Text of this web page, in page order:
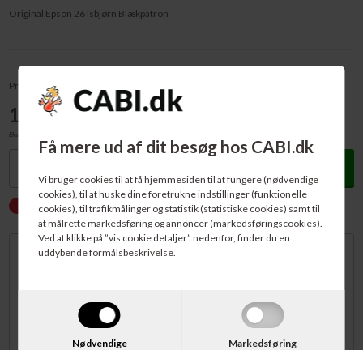
Få mere ud af dit besøg hos CABI.dk
Vi bruger cookies til at få hjemmesiden til at fungere (nødvendige
cookies), til at huske dine foretrukne indstillinger (funktionelle
cookies), til trafikmålinger og statistik (statistiske cookies) samt til
at målrette markedsføring og annoncer (markedsføringscookies).
Ved at klikke på ”vis cookie detaljer” nedenfor, finder du en
uddybende formålsbeskrivelse.
Nødvendige Markedsføring
Original Epson 26 Isbjørn Blækpatron
Pris v/1 stk - pr. stk:
121,00 DKK
Ekskl. moms
IKKE PÅ LAGER. Forventet levering: 10-12 dage
Beskrivelse
Epson Expression Premium XP-600, Expression Premium XP-605,
Expression Premium XP-700 og Expression Premium XP-800.